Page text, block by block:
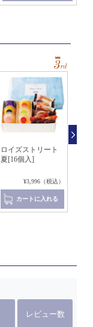
ロイズストリート
夏[16個入]
¥3,996（税込）
カートに入れる
レビュー数